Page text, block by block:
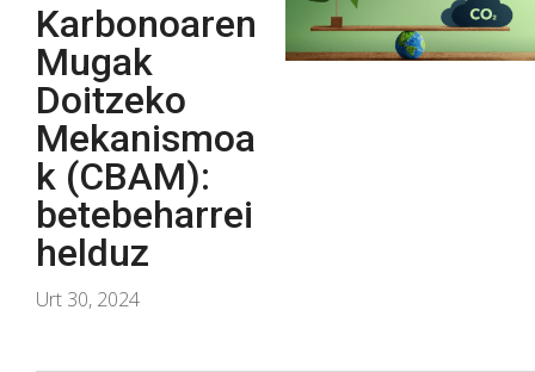
Karbonoaren
Mugak
Doitzeko
Mekanismoa
k (CBAM):
betebeharrei
helduz
Urt 30, 2024